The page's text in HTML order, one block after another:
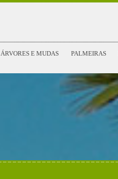
ÁRVORES E MUDAS PALMEIRAS